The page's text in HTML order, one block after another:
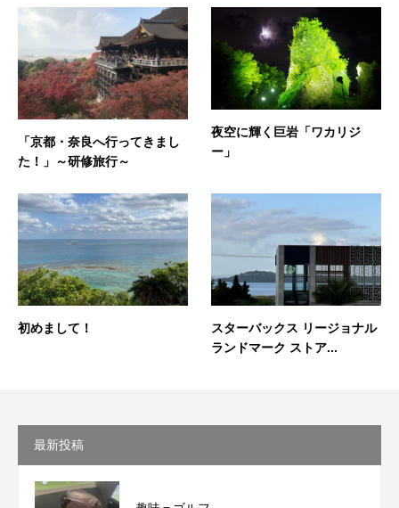
「京都・奈良へ行ってきまし
た！」～研修旅行～
夜空に輝く巨岩「ワカリジ
ー」
初めまして！
スターバックス リージョナル
ランドマーク ストア...
最新投稿